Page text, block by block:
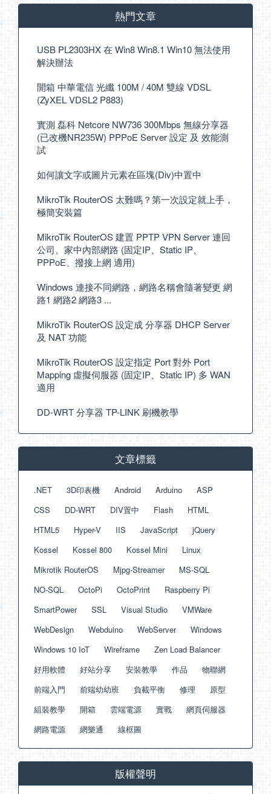
熱門文章
USB PL2303HX 在 Win8 Win8.1 Win10 無法使用
解決辦法
開箱 中華電信 光纖 100M / 40M 雙線 VDSL
(ZyXEL VDSL2 P883)
實測 磊科 Netcore NW736 300Mbps 無線分享器
(已改機NR235W) PPPoE Server 設定 及 效能測
試
如何讓文字或圖片元素在區塊(Div)中置中
MikroTik RouterOS 太難嗎？第一次設定就上手，
極簡安裝篇
MikroTik RouterOS 建置 PPTP VPN Server 連回
公司、家中內部網路 (固定IP、Static IP、
PPPoE、撥接上網 適用)
Windows 連接不同網路，網路名稱會隨著變更 網
路1 網路2 網路3 ...
MikroTik RouterOS 設定成 分享器 DHCP Server
及 NAT 功能
MikroTik RouterOS 設定指定 Port 對外 Port
Mapping 虛擬伺服器 (固定IP、Static IP) 多 WAN
適用
DD-WRT 分享器 TP-LINK 刷機教學
文章標籤
.NET 3D印表機 Android Arduino
ASP
CSS
DD-WRT DIV置中 Flash
HTML
HTML5
Hyper-V IIS JavaScript
jQuery
Kossel
Kossel 800 Kossel Mini
Linux
Mikrotik RouterOS
Mjpg-Streamer
MS-SQL
NO-SQL
OctoPi OctoPrint
Raspberry Pi
SmartPower
SSL Visual Studio
VMWare
WebDesign
Webduino WebServer
Windows
Windows 10 IoT
Wireframe
Zen Load Balancer
好用軟體
好站分享 安裝教學 作品
物聯網
前端入門
前端幼幼班 負載平衡 修理
原型
組裝教學
開箱 雲端電源 實戰
網頁伺服器
網路電源
網樂通 線框圖
版權聲明